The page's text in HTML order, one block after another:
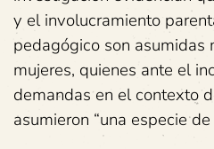
y el involucramiento
pedagógico son asumidas
mujeres, quienes ante el
demandas en el contexto
asumieron “una especie